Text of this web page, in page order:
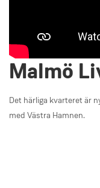
Malmö
Det härliga kvarteret är
med Västra Hamnen.